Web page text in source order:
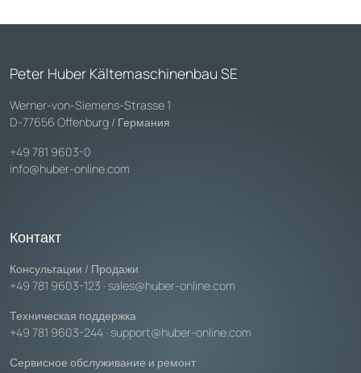
Peter Huber Kältemaschinenbau SE
Werner-von-Siemens-Strasse 1
D-77656 Offenburg / Германия
+49 781 9603-0
info@huber-online.com
Контакт
Консультации / Продажи
+49 781 9603-123 · sales@huber-online.com
Техническая поддержка
+49 781 9603-244 · support@huber-online.com
Сервисное обслуживание и ремонт